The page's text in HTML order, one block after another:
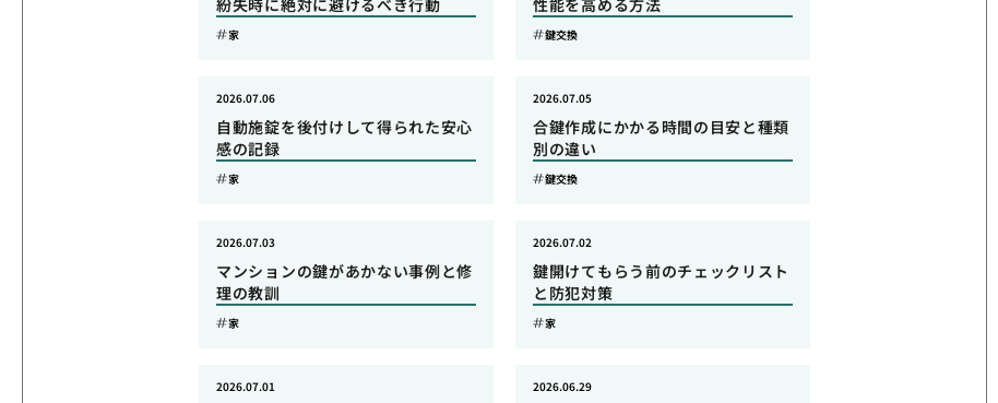
紛失時に絶対に避けるべき行動
家
性能を高める方法
鍵交換
自動施錠を後付けして得られた安心
感の記録
2026.07.06
家
合鍵作成にかかる時間の目安と種類
別の違い
2026.07.05
鍵交換
マンションの鍵があかない事例と修
理の教訓
2026.07.03
家
鍵開けてもらう前のチェックリスト
と防犯対策
2026.07.02
家
2026.07.01 2026.06.29